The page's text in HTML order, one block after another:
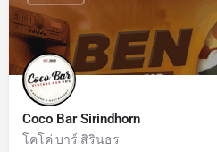
Coco Bar Sirindhorn
โคโค่ บาร์ สิรินธร